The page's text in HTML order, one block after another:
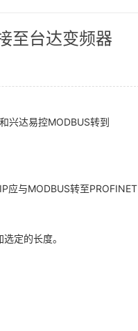
至台达变频器
兴达易控MODBUS转到
应与MODBUS转至PROFINET
定的长度。